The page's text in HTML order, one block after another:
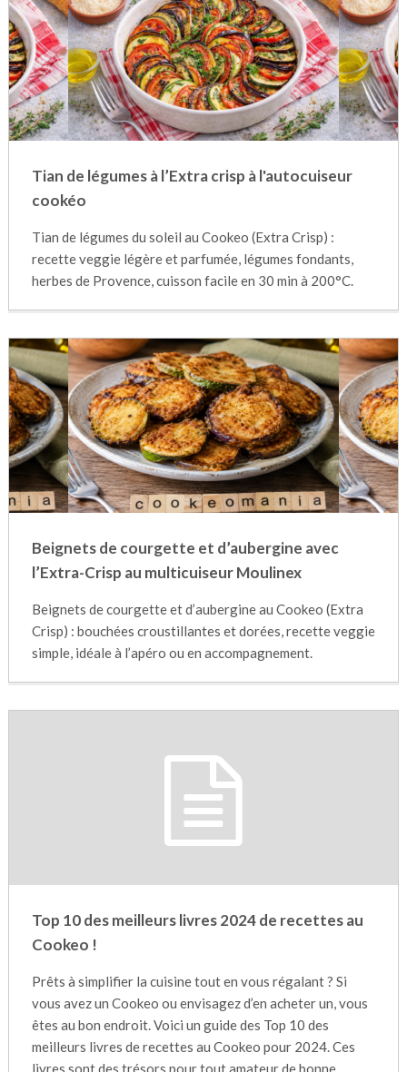
Tian de légumes à l’Extra crisp à l'autocuiseur
cookéo
Tian de légumes du soleil au Cookeo (Extra Crisp) :
recette veggie légère et parfumée, légumes fondants,
herbes de Provence, cuisson facile en 30 min à 200°C.
Beignets de courgette et d’aubergine avec
l’Extra-Crisp au multicuiseur Moulinex
Beignets de courgette et d’aubergine au Cookeo (Extra
Crisp) : bouchées croustillantes et dorées, recette veggie
simple, idéale à l’apéro ou en accompagnement.
Top 10 des meilleurs livres 2024 de recettes au
Cookeo !
Prêts à simplifier la cuisine tout en vous régalant ? Si
vous avez un Cookeo ou envisagez d’en acheter un, vous
êtes au bon endroit. Voici un guide des Top 10 des
meilleurs livres de recettes au Cookeo pour 2024. Ces
livres sont des trésors pour tout amateur de bonne